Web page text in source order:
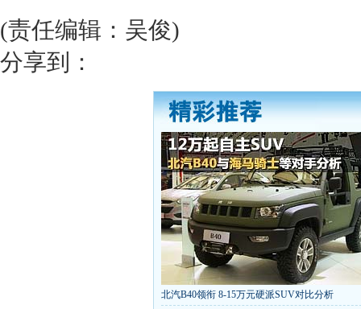
(责任编辑：吴俊)
分享到：
北汽B40领衔 8-15万元硬派SUV对比分析